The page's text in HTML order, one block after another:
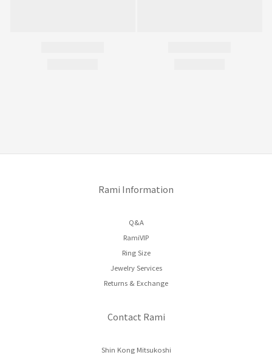
Rami Information
Q&A
RamiVIP
Ring Size
Jewelry Services
Returns & Exchange
Contact Rami
Shin Kong Mitsukoshi